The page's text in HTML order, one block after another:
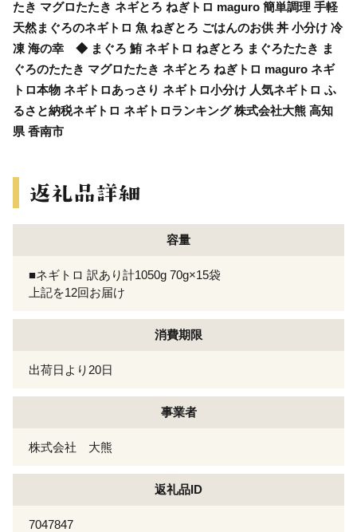
たき マグロたたき ネギとろ ねぎトロ maguro 簡単調理 手軽
天然まぐろのネギトロ 魚 ねぎとろ ごはんのお供 丼 小分け 冷
凍 海の幸 ◆ まぐろ 鮪 ネギトロ ねぎとろ まぐろたたき ま
ぐろのたたき マグロたたき ネギとろ ねぎトロ maguro ネギ
トロ本物 ネギトロあっさり ネギトロ小分け 人気ネギトロ ふ
るさと納税ネギトロ ネギトロランキング 株式会社大熊 高知
県 香南市
容量
■ネギトロ 訳あり計1050g 70g×15袋
上記を12回お届け
消費期限
出荷日より20日
事業者
株式会社 大熊
返礼品ID
7047847